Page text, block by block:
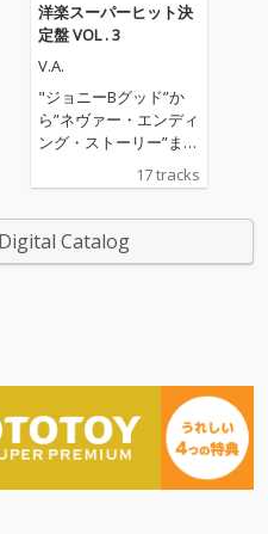
洋楽スーパーヒット決
定盤 VOL . 3
V.A.
"ジョニーBグッド”か
ら”ネヴァー・エンディ
ング・ストーリー”まで
往年の洋楽ヒットを完
全網羅。オリジナル音
ティストによる再録音
音源で綴るベスト音源
17 tracks
Catalog